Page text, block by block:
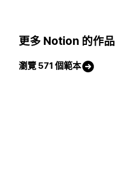
更多 Notion 的作品
瀏覽 571 個範本